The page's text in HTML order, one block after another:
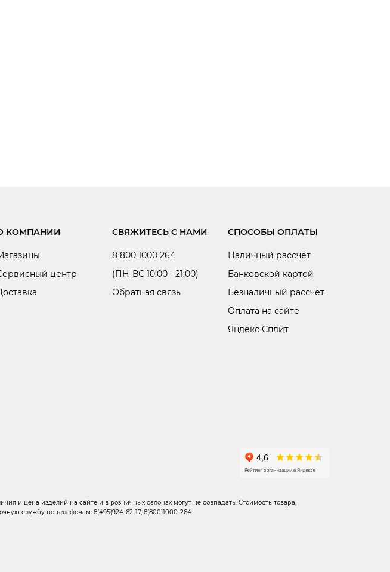
КОМПАНИИ
центр
СВЯЖИТЕСЬ С НАМИ
8 800 1000 264
(ПН-ВС 10:00 - 21:00)
Обратная связь
СПОСОБЫ ОПЛАТЫ
Наличный рассчёт
Банковской картой
Безналичный рассчёт
Оплата на сайте
Яндекс Сплит
и цена изделий на сайте и в розничных салонах могут не совпадать. Стоимость товара,
службу по телефонам: 8(495)924-62-17, 8(800)1000-264.